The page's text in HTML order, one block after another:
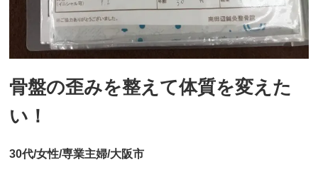
骨盤の歪みを整えて体質を変えた
い！
30代/女性/専業主婦/大阪市